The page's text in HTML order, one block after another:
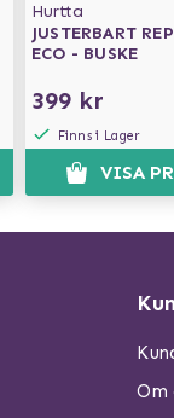
Hurtta
JUSTERBART
ECO - BUSKE
399 kr
Finns i Lager
VISA
Om